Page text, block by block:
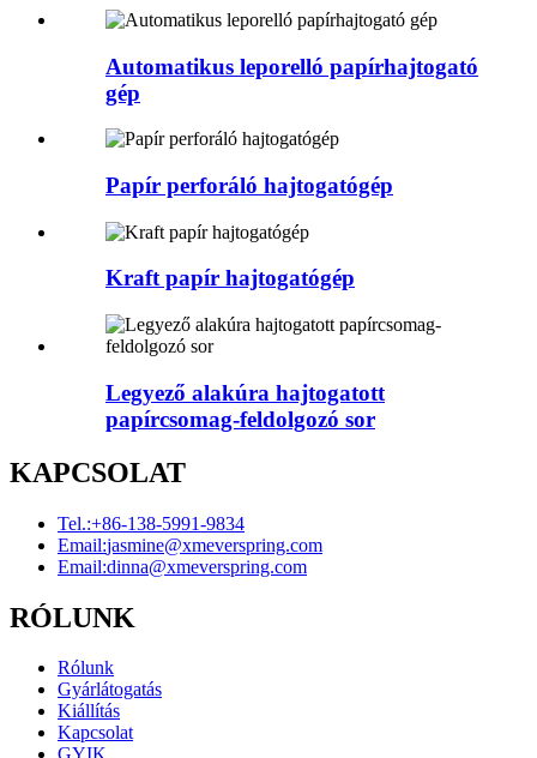
Automatikus leporelló papírhajtogató
gép
Papír perforáló hajtogatógép
Kraft papír hajtogatógép
Legyező alakúra hajtogatott
papírcsomag-feldolgozó sor
KAPCSOLAT
Tel.:+86-138-5991-9834
Email:jasmine@xmeverspring.com
Email:dinna@xmeverspring.com
RÓLUNK
Rólunk
Gyárlátogatás
Kiállítás
Kapcsolat